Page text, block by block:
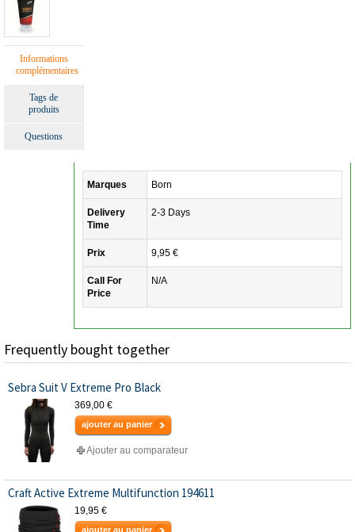
Informations
complémentaires
Tags de
produits
Questions
Marques Born
Delivery
Time
2-3 Days
Prix 9,95 €
Call For
Price
N/A
Frequently bought together
Sebra Suit V Extreme Pro Black
369,00 €
ajouter au panier
Ajouter au comparateur
Craft Active Extreme Multifunction 194611
19,95 €
ajouter au panier